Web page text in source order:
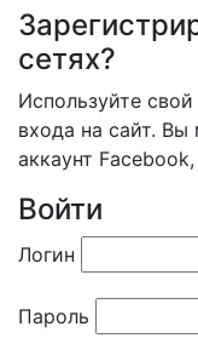
сетях?
Используйте
входа на сайт.
аккаунт
Войти
Логин
Пароль